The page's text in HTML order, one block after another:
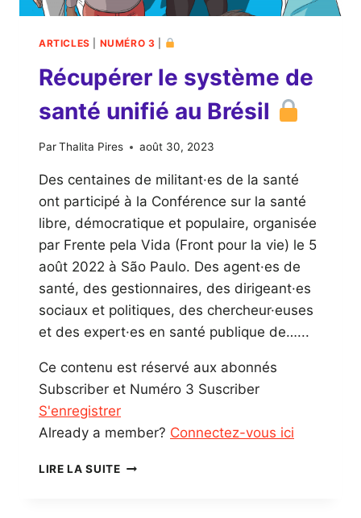
ARTICLES NUMÉRO 3
Récupérer le système de
santé unifié au Brésil
ParThalita Pires août 30, 2023
Des centaines de militant·es de la santé
ont participé à la Conférence sur la santé
libre, démocratique et populaire, organisée
par Frente pela Vida (Front pour la vie) le 5
août 2022 à São Paulo. Des agent·es de
santé, des gestionnaires, des dirigeant·es
sociaux et politiques, des chercheur·euses
et des expert·es en santé publique de…...
Ce contenu est réservé aux abonnés
Subscriber et Numéro 3 Suscriber
S'enregistrer
Already a member? Connectez-vous ici
LIRE LA SUITERÉCUPÉRER